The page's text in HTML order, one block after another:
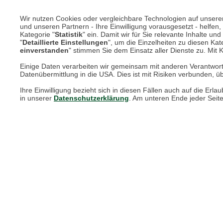
Wir nutzen Cookies oder vergleichbare Technologien auf
und unseren Partnern - Ihre Einwilligung vorausgesetzt -
Kategorie "Statistik" ein. Damit wir für Sie relevante Inhalte
"Detaillierte Einstellungen", um die Einzelheiten zu diesen
einverstanden" stimmen Sie dem Einsatz aller Dienste zu. Mit
Einige Daten verarbeiten wir gemeinsam mit anderen
Datenübermittlung in die USA. Dies ist mit Risiken verbunden,
Ihre Einwilligung bezieht sich in diesen Fällen auch auf die
in unserer Datenschutzerklärung . Am unteren Ende jeder